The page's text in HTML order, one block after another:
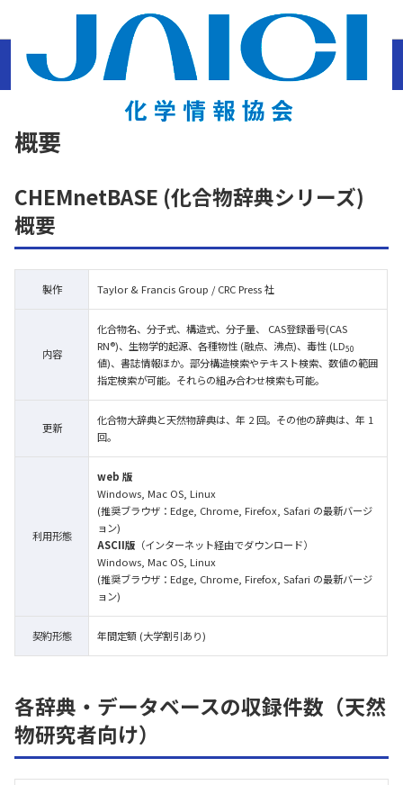
ホーム 結晶構造データベース・化合物辞典 オンライン辞典 CHEMnetBASE
概要
CHEMnetBASE (化合物辞典シリーズ)
概要
製作 Taylor & Francis Group / CRC Press 社
内容
化合物名、分子式、構造式、分子量、 CAS登録番号(CAS
RN®)、生物学的起源、各種物性 (融点、沸点)、毒性 (LD50
値)、書誌情報ほか。部分構造検索やテキスト検索、数値の範囲
指定検索が可能。それらの組み合わせ検索も可能。
更新
化合物大辞典と天然物辞典は、年 2 回。その他の辞典は、年 1
回。
利用形態
web 版
Windows, Mac OS, Linux
(推奨ブラウザ：Edge, Chrome, Firefox, Safari の最新バージ
ョン)
ASCII版 （インターネット経由でダウンロード）
Windows, Mac OS, Linux
(推奨ブラウザ：Edge, Chrome, Firefox, Safari の最新バージ
ョン)
契約形態 年間定額 (大学割引あり)
各辞典・データベースの収録件数（天然
物研究者向け）